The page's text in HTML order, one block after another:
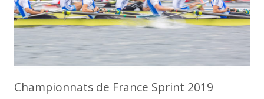
Championnats de France Sprint 2019